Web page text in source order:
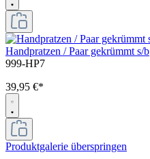
Handpratzen / Paar gekrümmt s/b
999-HP7
39,95 €*
Produktgalerie überspringen